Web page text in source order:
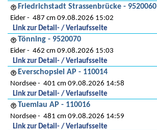
Friedrichstadt Strassenbrücke - 9520060
Eider
487 cm 09.08.2026 15:02
Link zur Detail- / Verlaufsseite
Tönning - 9520070
Eider
462 cm 09.08.2026 15:03
Link zur Detail- / Verlaufsseite
Everschopsiel AP - 110014
Nordsee
401 cm 09.08.2026 14:58
Link zur Detail- / Verlaufsseite
Tuemlau AP - 110016
Nordsee
481 cm 09.08.2026 14:59
Link zur Detail- / Verlaufsseite